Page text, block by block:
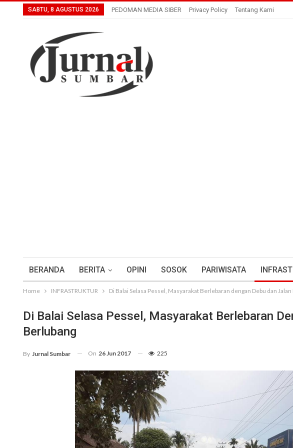
SABTU, 8 AGUSTUS 2026 PEDOMAN MEDIA SIBER Privacy Policy Tentang Kami
BERANDA BERITA OPINI SOSOK PARIWISATA
Home INFRASTRUKTUR Di Balai Selasa Pessel, Masyarakat Berlebaran dengan Debu dan
Di Balai Selasa Pessel, Masyarakat Berlebaran
Berlubang
By Jurnal Sumbar On 26 Jun 2017 225